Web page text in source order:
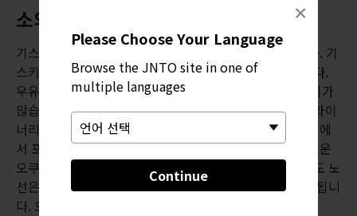
Please Choose Your Language
Browse the JNTO site in one of
multiple languages
Continue
×
소와 포도, 열차까지 모두 느린 곳
기스키 주변 지역은 ‘슬로우 푸드' 운동과 연관이 깊습니다. 기
스키 낙농장은 낙농계의 수제 양조장이라고 할 수 있습니다.
우유와 아이스크림이나 요구르트 같은 유제품이 매우 인기가
많습니다. 소규모이지만 수상 경력이 빛나는 오쿠이즈모 와이
너리에서 직접 만든 음식과 와인을 시음하고, 시설 내 카페에
서 포도 농원의 풍경을 즐길 수 있습니다. 한적하고 신비로운
오쿠이즈모 지역으로 가는 관문 역할을 하는 기스키발 철도 노
선은 산 위에서 히로시마의 히바산 주변 스키 지역과 연결됩니
다. 오로치 열차를 타고 산의 멋진 풍경을 감상해보세요.